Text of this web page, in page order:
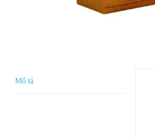
Mô tả